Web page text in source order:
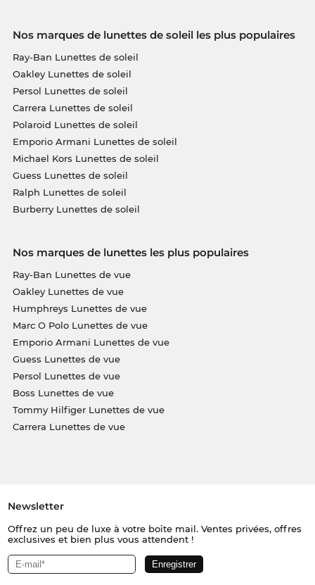
Nos marques de lunettes de soleil les plus populaires
Ray-Ban Lunettes de soleil
Oakley Lunettes de soleil
Persol Lunettes de soleil
Carrera Lunettes de soleil
Polaroid Lunettes de soleil
Emporio Armani Lunettes de soleil
Michael Kors Lunettes de soleil
Guess Lunettes de soleil
Ralph Lunettes de soleil
Burberry Lunettes de soleil
Nos marques de lunettes les plus populaires
Ray-Ban Lunettes de vue
Oakley Lunettes de vue
Humphreys Lunettes de vue
Marc O Polo Lunettes de vue
Emporio Armani Lunettes de vue
Guess Lunettes de vue
Persol Lunettes de vue
Boss Lunettes de vue
Tommy Hilfiger Lunettes de vue
Carrera Lunettes de vue
Newsletter
Offrez un peu de luxe à votre boîte mail. Ventes privées, offres
exclusives et bien plus vous attendent !